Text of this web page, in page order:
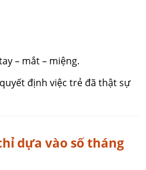
– mắt – miệng.
định việc trẻ đã thật sự
dựa vào số tháng